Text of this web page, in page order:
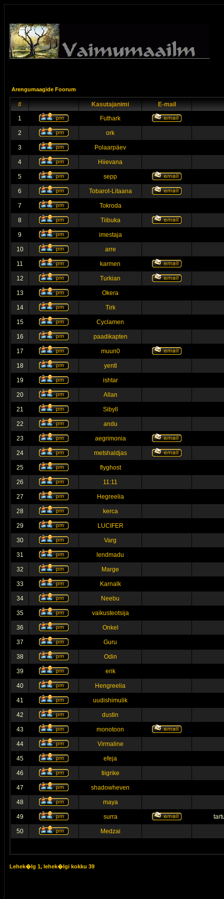
Arengumaagide Foorum
# Kasutajanimi
E-mail
1
Futhark
2 ork
3 Polaarpäev
4 Hiievana
5 sepp
6 Tobarot-Litaana
7 Tokroda
8 Tiibuka
9 imestaja
10 arre
11 karmen
12 Turkian
13 Okera
14 Tirk
15 Cyclamen
16 paadikapten
17 muun0
18 yentl
19 ishtar
20 Allan
21 Sibyll
22 andu
23 aegrimonia
24 metshaldjas
25 flyghost
26 11:11
27 Hegreelia
28 kerca
29 LUCIFER
30 Varg
31 lendmadu
32 Marge
33 Karnalk
34 Neebu
35 vaikusteotsija
36 Onkel
37 Guru
38 Odin
39 erik
40 Hengreelia
41 uudishimulik
42 dustin
43 monotoon
44 Virmaline
45 efeja
46 tiigrike
47 shadowheven
48 maya
49 surra
50 Medzai
Lehek�lg 1, lehek�lgi kokku 39